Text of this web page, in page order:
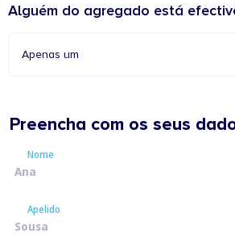
Alguém do agregado está
Apenas um
Preencha com os seus
Nome
Nome
Apelido
Apelido